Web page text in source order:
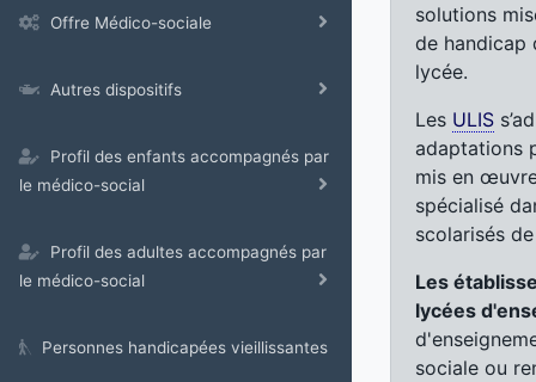
Offre Médico-sociale
Autres dispositifs
Profil des enfants accompagnés par
le médico-social
Profil des adultes accompagnés par
le médico-social
Personnes handicapées vieillissantes
solutions
de handicap
lycée.
Les ULIS
adaptations
mis en
spécialisé
scolarisés
Les
lycées
sociale ou